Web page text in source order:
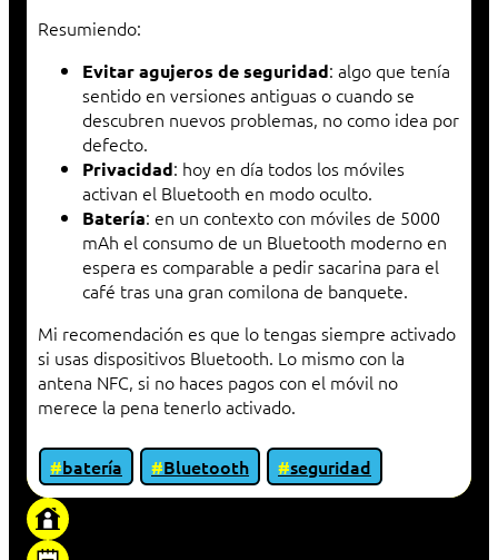
Resumiendo:
Evitar agujeros de seguridad: algo que tenía
sentido en versiones antiguas o cuando se
descubren nuevos problemas, no como idea por
defecto.
Privacidad: hoy en día todos los móviles
activan el Bluetooth en modo oculto.
Batería: en un contexto con móviles de 5000
mAh el consumo de un Bluetooth moderno en
espera es comparable a pedir sacarina para el
café tras una gran comilona de banquete.
Mi recomendación es que lo tengas siempre activado
si usas dispositivos Bluetooth. Lo mismo con la
antena NFC, si no haces pagos con el móvil no
merece la pena tenerlo activado.
batería Bluetooth
seguridad